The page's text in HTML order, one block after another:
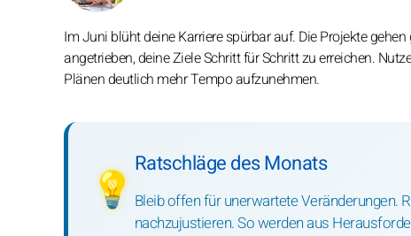
Im Juni blüht deine Karriere spürbar auf. Die Projekte
angetrieben, deine Ziele Schritt für Schritt zu erreichen.
Plänen deutlich mehr Tempo aufzunehmen.
💡
Ratschläge des Monats
Bleib offen für unerwartete Veränderungen.
nachzujustieren. So werden aus